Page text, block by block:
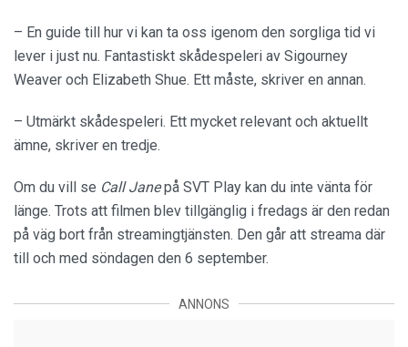
– En guide till hur vi kan ta oss igenom den sorgliga tid vi
lever i just nu. Fantastiskt skådespeleri av Sigourney
Weaver och Elizabeth Shue. Ett måste, skriver en annan.
– Utmärkt skådespeleri. Ett mycket relevant och aktuellt
ämne, skriver en tredje.
Om du vill se Call Janepå SVT Play kan du inte vänta för
länge. Trots att filmen blev tillgänglig i fredags är den redan
på väg bort från streamingtjänsten. Den går att streama där
till och med söndagen den 6 september.
ANNONS